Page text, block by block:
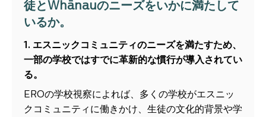
徒とWhānauのニーズをいかに満たして
いるか。
1. エスニックコミュニティのニーズを満たすため、
一部の学校ではすでに革新的な慣行が導入されてい
る。
EROの学校視察によれば、多くの学校がエスニッ
クコミュニティに働きかけ、生徒の文化的背景や学